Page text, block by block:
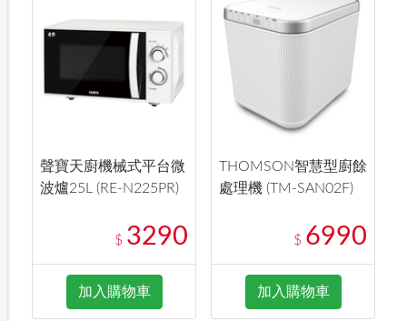
聲寶天廚機械式平台微
波爐25L (RE-N225PR)
$ 3290
加入購物車
THOMSON智慧型廚餘
處理機 (TM-SAN02F)
$ 6990
加入購物車